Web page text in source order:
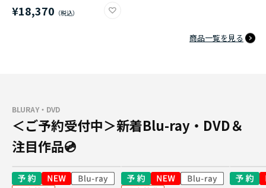
¥18,370
商品一覧を見る
BLURAY・DVD
＜ご予約受付中＞新着Blu-ray・DVD＆
注目作品💿